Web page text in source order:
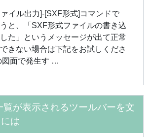
イル出力]-[SXF形式]コマンドで
と、「SXF形式ファイルの書き込
た」というメッセージが出て正常
きない場合は下記をお試しくださ
図面で発生す …
覧が表示されるツールバーを文
は